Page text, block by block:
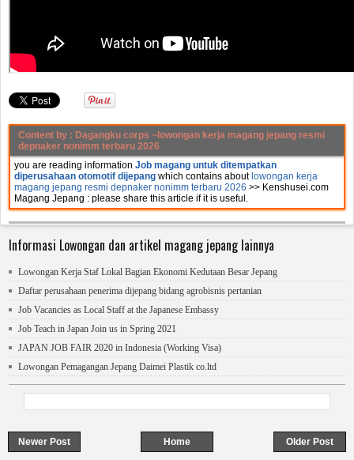
Content by : Dagangku corps ~lowongan kerja magang jepang resmi
depnaker nonimm terbaru 2026
you are reading information Job magang untuk ditempatkan
diperusahaan otomotif dijepang which contains about lowongan kerja
magang jepang resmi depnaker nonimm terbaru 2026 >> Kenshusei.com
Magang Jepang : please share this article if it is useful.
Informasi Lowongan dan artikel magang jepang lainnya
Lowongan Kerja Staf Lokal Bagian Ekonomi Kedutaan Besar Jepang
Daftar perusahaan penerima dijepang bidang agrobisnis pertanian
Job Vacancies as Local Staff at the Japanese Embassy
Job Teach in Japan Join us in Spring 2021
JAPAN JOB FAIR 2020 in Indonesia​ (Working Visa)
Lowongan Pemagangan Jepang Daimei Plastik co.ltd
Newer Post Older Post
Home